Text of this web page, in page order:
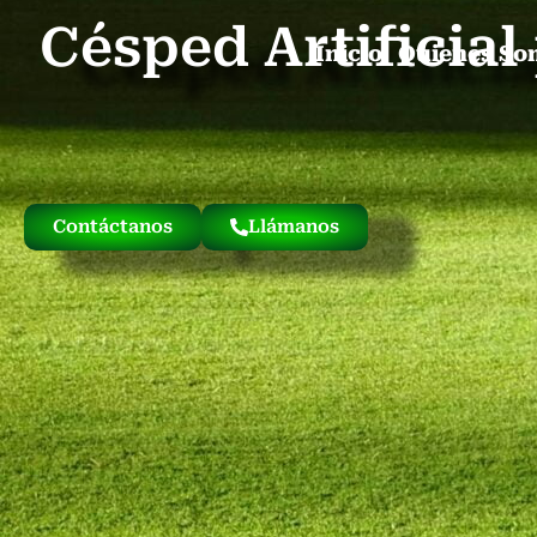
Inicio Quienes
Césped Artificial
Contáctanos Llámanos